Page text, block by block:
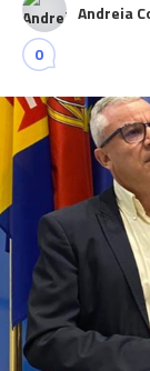
Andreia
0